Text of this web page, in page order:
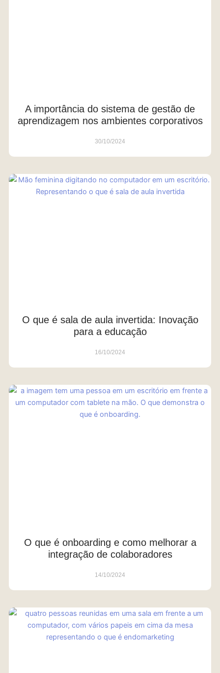
A importância do sistema de gestão de
aprendizagem nos ambientes corporativos
30/10/2024
O que é sala de aula invertida: Inovação
para a educação
16/10/2024
O que é onboarding e como melhorar a
integração de colaboradores
14/10/2024